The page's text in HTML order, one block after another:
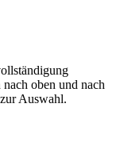
oben und nach
Auswahl.